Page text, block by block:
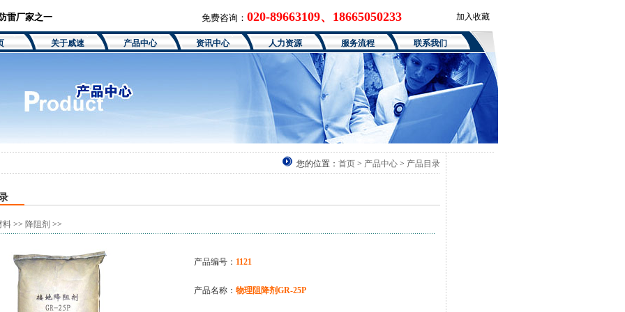
雷厂家之一 免费咨询： 020-89663109、18665050233 加入收藏
关于威速 产品中心 资讯中心 人力资源 服务流程 联系我们
您的位置： 首页 > 产品中心 > 产品目录
料>> 降阻剂 >>
产品编号： 1121
产品名称： 物理阻降剂GR-25P